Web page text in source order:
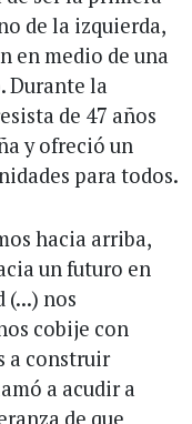
de la izquierda,
en medio de una
Durante la
de 47 años
y ofreció un
para todos.
hacia arriba,
un futuro en
(...) nos
cobije con
a construir
a acudir a
de que